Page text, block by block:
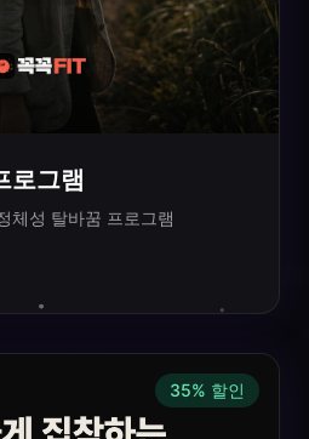
로그램
체성 탈바꿈 프로그램
35% 할인